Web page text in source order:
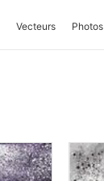
Vecteurs Photos